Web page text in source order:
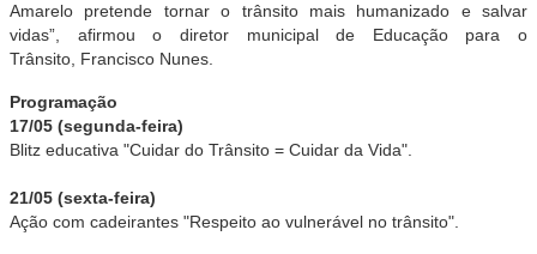
Amarelo pretende tornar o trânsito mais humanizado e salvar
vidas”, afirmou o diretor municipal de Educação para o
Trânsito, Francisco Nunes.
Programação
17/05 (segunda-feira)
Blitz educativa "Cuidar do Trânsito = Cuidar da Vida".
21/05 (sexta-feira)
Ação com cadeirantes "Respeito ao vulnerável no trânsito".